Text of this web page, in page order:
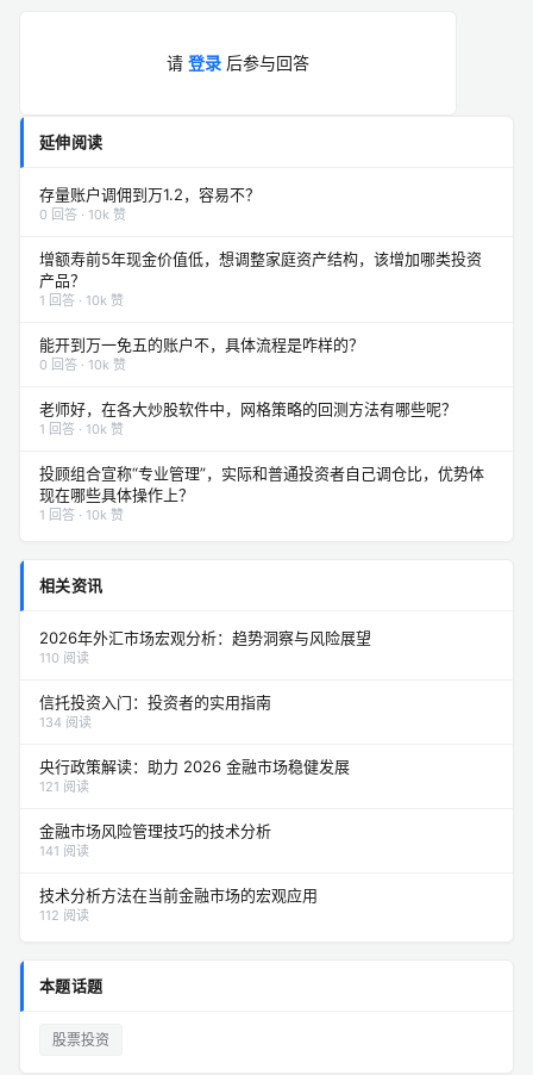
请 登录 后参与回答
延伸阅读
存量账户调佣到万1.2，容易不？
0 回答 · 10k 赞
增额寿前5年现金价值低，想调整家庭资产结构，该增加哪类投资
产品？
1 回答 · 10k 赞
能开到万一免五的账户不，具体流程是咋样的？
0 回答 · 10k 赞
老师好，在各大炒股软件中，网格策略的回测方法有哪些呢？
1 回答 · 10k 赞
投顾组合宣称“专业管理”，实际和普通投资者自己调仓比，优势体
现在哪些具体操作上？
1 回答 · 10k 赞
相关资讯
2026年外汇市场宏观分析：趋势洞察与风险展望
110 阅读
信托投资入门：投资者的实用指南
134 阅读
央行政策解读：助力 2026 金融市场稳健发展
121 阅读
金融市场风险管理技巧的技术分析
141 阅读
技术分析方法在当前金融市场的宏观应用
112 阅读
本题话题
股票投资